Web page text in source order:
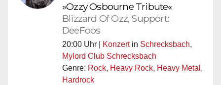
»Ozzy Osbourne Tribute«
Blizzard Of Ozz, Support:
DeeFoos
20:00 Uhr | Konzertin Schrecksbach,
Mylord Club Schrecksbach
Genre: Rock, Heavy Rock, Heavy Metal ,
Hardrock